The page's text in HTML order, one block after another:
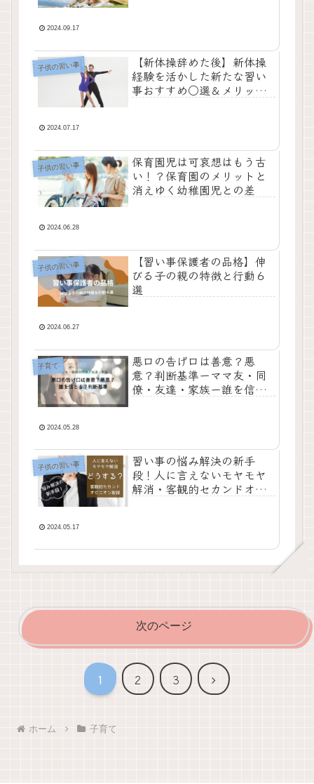
2024.09.17
子供の習い事
【新体操辞めた後】新体操
経験を活かした新たな習い
事おすすめ○選＆メリット/
2024.07.17
子供の習い事
保育園児は可哀想はもう古
い！？保育園のメリットと
消えゆく幼稚園児との差
2024.06.28
子供の習い事
【習い事保護者の品格】伸
びる子の親の特徴と行動６
選
2024.06.27
子育て
悪口の告げ口は善意？悪
意？判断基準ーママ友・同
僚・友達・家族ー誰を信じ
2024.05.28
子供の習い事
習い事の悩み解決の新手
段！人に言えないモヤモヤ
解消・客観的セカンドオピ
2024.05.17
次のページ
1 2 3
次
ホーム 子育て